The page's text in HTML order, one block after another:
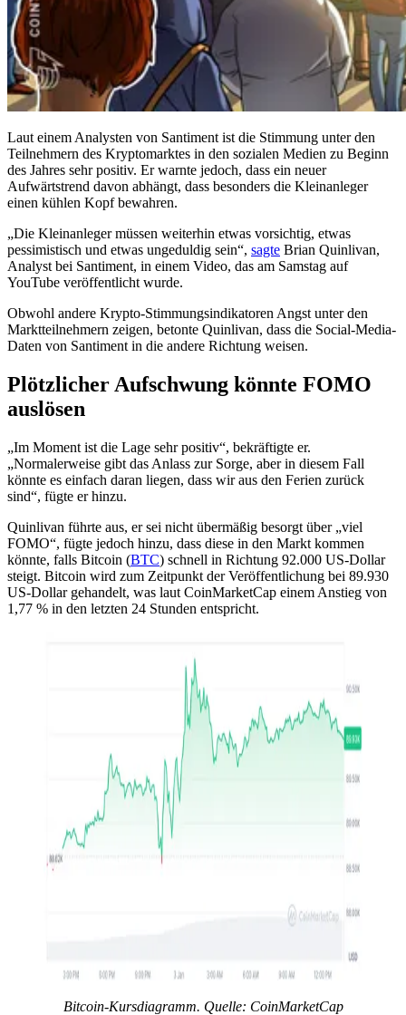
Laut einem Analysten von Santiment ist die Stimmung unter den
Teilnehmern des Kryptomarktes in den sozialen Medien zu Beginn
des Jahres sehr positiv. Er warnte jedoch, dass ein neuer
Aufwärtstrend davon abhängt, dass besonders die Kleinanleger
einen kühlen Kopf bewahren.
„Die Kleinanleger müssen weiterhin etwas vorsichtig, etwas
pessimistisch und etwas ungeduldig sein“, sagte Brian Quinlivan,
Analyst bei Santiment, in einem Video, das am Samstag auf
YouTube veröffentlicht wurde.
Obwohl andere Krypto-Stimmungsindikatoren Angst unter den
Marktteilnehmern zeigen, betonte Quinlivan, dass die Social-Media-
Daten von Santiment in die andere Richtung weisen.
Plötzlicher Aufschwung könnte FOMO
auslösen
„Im Moment ist die Lage sehr positiv“, bekräftigte er.
„Normalerweise gibt das Anlass zur Sorge, aber in diesem Fall
könnte es einfach daran liegen, dass wir aus den Ferien zurück
sind“, fügte er hinzu.
Quinlivan führte aus, er sei nicht übermäßig besorgt über „viel
FOMO“, fügte jedoch hinzu, dass diese in den Markt kommen
könnte, falls Bitcoin (BTC) schnell in Richtung 92.000 US-Dollar
steigt. Bitcoin wird zum Zeitpunkt der Veröffentlichung bei 89.930
US-Dollar gehandelt, was laut CoinMarketCap einem Anstieg von
1,77 % in den letzten 24 Stunden entspricht.
Bitcoin-Kursdiagramm. Quelle: CoinMarketCap